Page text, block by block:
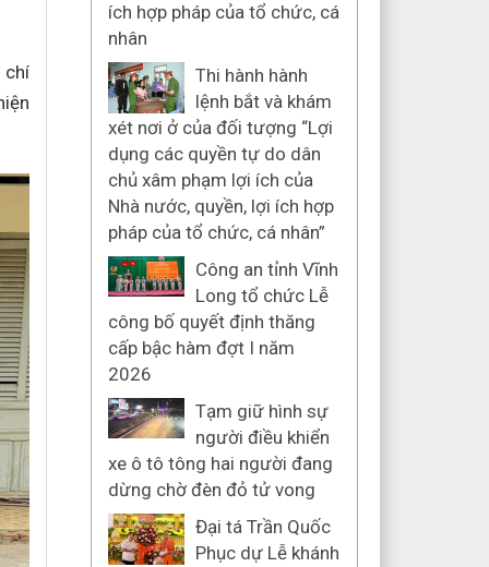
chí
ích hợp pháp của tổ chức, cá
nhân
Thi hành hành
lệnh bắt và khám
xét nơi ở của đối tượng “Lợi
dụng các quyền tự do dân
chủ xâm phạm lợi ích của
Nhà nước, quyền, lợi ích hợp
pháp của tổ chức, cá nhân”
Công an tỉnh Vĩnh
Long tổ chức Lễ
công bố quyết định thăng
cấp bậc hàm đợt I năm
2026
Tạm giữ hình sự
người điều khiển
xe ô tô tông hai người đang
dừng chờ đèn đỏ tử vong
Đại tá Trần Quốc
Phục dự Lễ khánh